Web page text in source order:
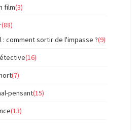
film(3)
(88)
: comment sortir de l'impasse ?(9)
(16)
(7)
pensant(15)
(13)